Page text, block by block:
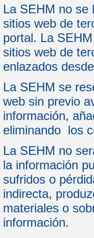
La SEHM no se
sitios web de
portal. La
sitios web de
enlazados
La SEHM se
web sin previo
información,
eliminando los
La SEHM no
la información
sufridos o
indirecta,
materiales o
información.